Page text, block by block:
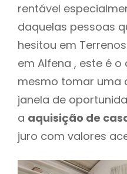
rentável
daquelas pessoas
hesitou em
em Alfena , este é
mesmo tomar uma
janela de
a aquisição de
juro com valores